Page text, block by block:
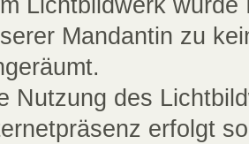
Mandantin zu
Nutzung des
erfolgt